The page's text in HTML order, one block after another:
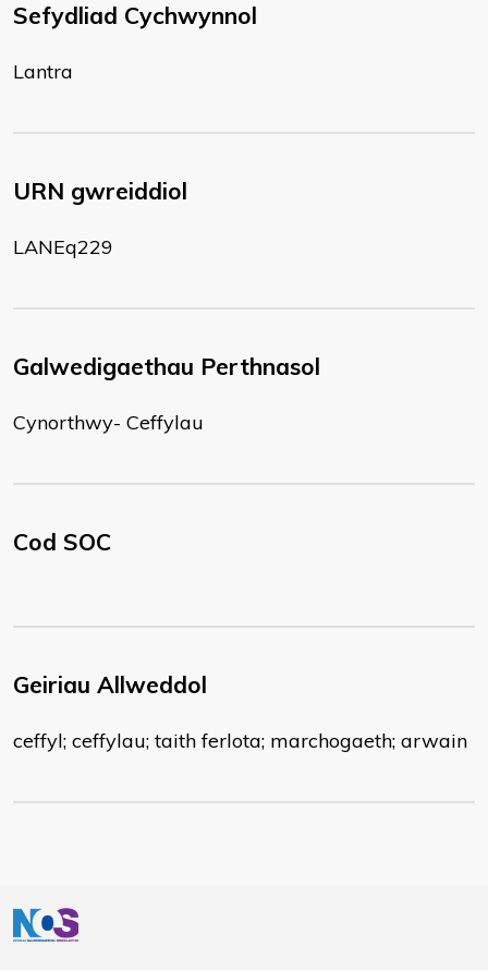
Sefydliad Cychwynnol
Lantra
URN gwreiddiol
LANEq229
Galwedigaethau Perthnasol
Cynorthwy- Ceffylau
Cod SOC
Geiriau Allweddol
ceffyl; ceffylau; taith ferlota; marchogaeth; arwain